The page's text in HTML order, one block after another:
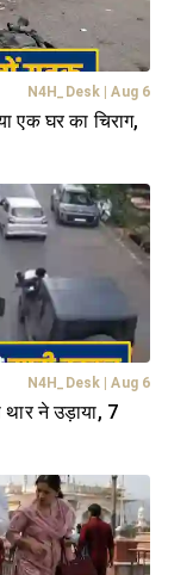
N4H_Desk Aug 6
एक घर का चिराग,
N4H_Desk Aug 6
ने उड़ाया, 7